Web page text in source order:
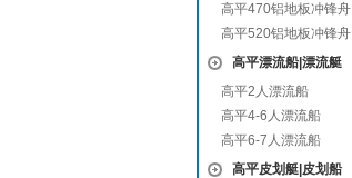
高平470铝地板冲锋舟
高平520铝地板冲锋舟
高平漂流船|漂流艇
高平2人漂流船
高平4-6人漂流船
高平6-7人漂流船
高平皮划艇|皮划船